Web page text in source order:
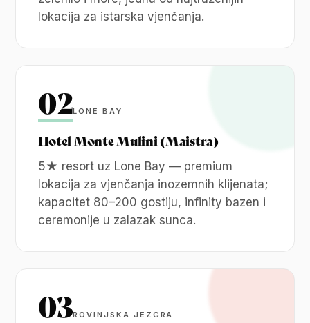
lokacija za istarska vjenčanja.
02LONE BAY
Hotel Monte Mulini (Maistra)
5★ resort uz Lone Bay — premium
lokacija za vjenčanja inozemnih klijenata;
kapacitet 80–200 gostiju, infinity bazen i
ceremonije u zalazak sunca.
03ROVINJSKA JEZGRA